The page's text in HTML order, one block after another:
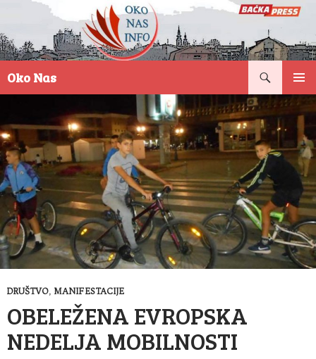
Oko Nas
DRUŠTVO, MANIFESTACIJE
OBELEŽENA EVROPSKA
NEDELJA MOBILNOSTI